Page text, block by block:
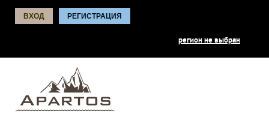
ВХОД РЕГИСТРАЦИЯ
регион не выбран